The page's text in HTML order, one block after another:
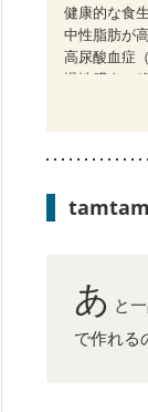
健康的な食
中性脂肪が
高尿酸血症
慢性膵炎（
妊婦健診・
産後（ミル
tamtam
あ と
で作れる